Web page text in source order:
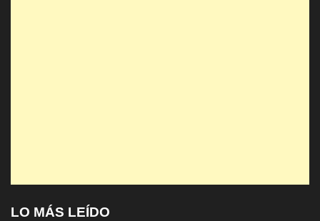
LO MÁS LEÍDO